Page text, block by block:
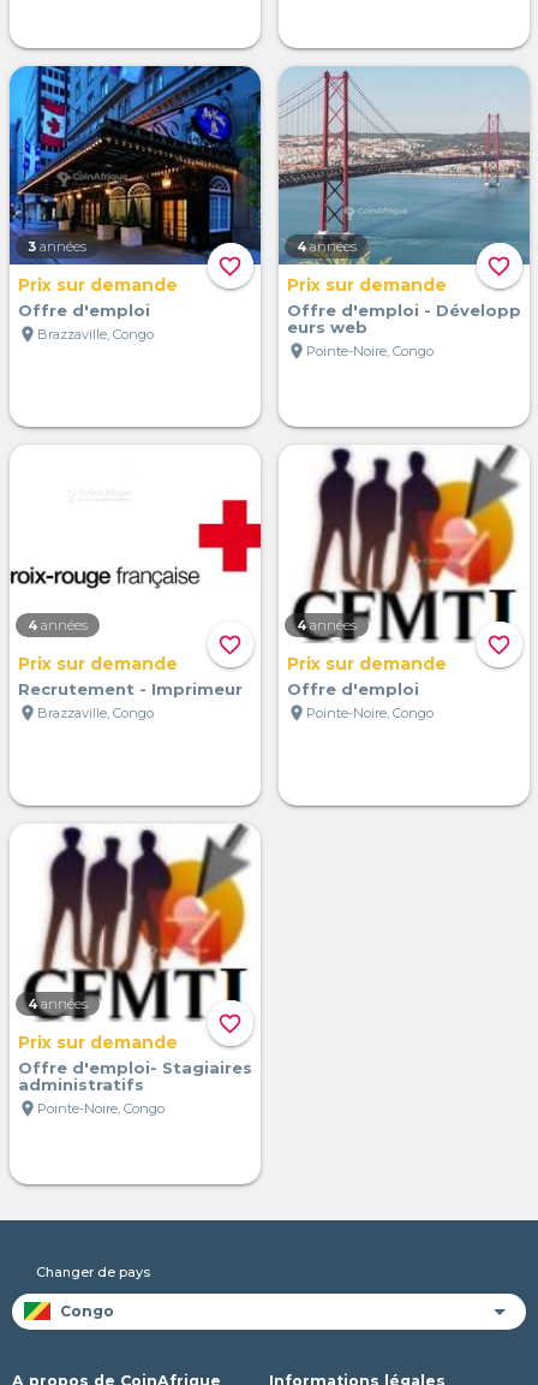
favorite_border
3 années
Prix sur demande
Offre d'emploi
location_on Brazzaville, Congo
favorite_border
4 années
Prix sur demande
Offre d'emploi - Développ
eurs web
location_on Pointe-Noire, Congo
favorite_border
4 années
Prix sur demande
Recrutement - Imprimeur
location_on Brazzaville, Congo
favorite_border
4 années
Prix sur demande
Offre d'emploi
location_on Pointe-Noire, Congo
favorite_border
4 années
Prix sur demande
Offre d'emploi- Stagiaires
administratifs
location_on Pointe-Noire, Congo
Changer de pays
A propos de CoinAfrique Informations légales